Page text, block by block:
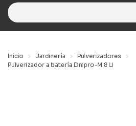
Search
for:
Inicio Jardinería
Pulverizadores
Pulverizador a batería Dnipro-M 8 Li